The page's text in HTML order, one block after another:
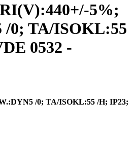
5%;
/0; TA/ISOKL:55
0532 -
/0; TA/ISOKL:55 /H; IP23;